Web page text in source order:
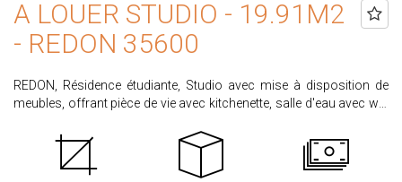
A LOUER STUDIO - 19.91M2
- REDON 35600
REDON, Résidence étudiante, Studio avec mise à disposition de
meubles, offrant pièce de vie avec kitchenette, salle d'eau avec wc.
parties communes. Honoraires locataire : 219.01€ dont 59.73€
pour l'état des lieux d'entrée. Dépôt de garantie : 315.00€ CLASSE